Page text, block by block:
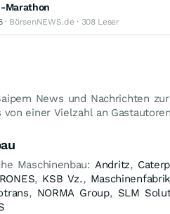
Marathon
· BörsenNEWS.de · 308 Leser
News und Nachrichten
einer Vielzahl an
Maschinenbau:Andritz,
, KSB Vz.,
, NORMA Group, SLM